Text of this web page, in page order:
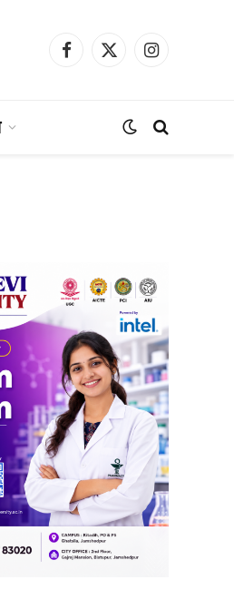
Facebook
X
Instagram